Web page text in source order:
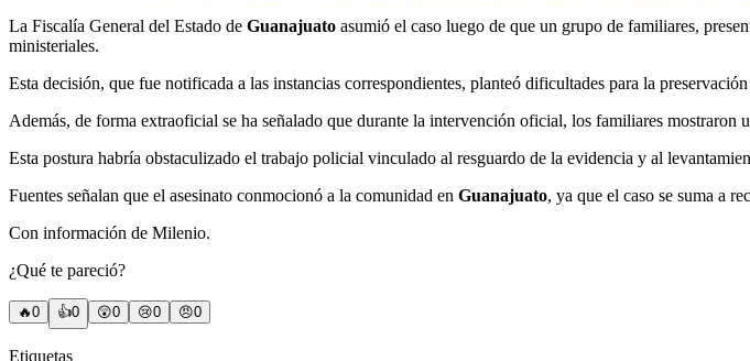
La Fiscalía General del Estado de Guanajuato asumió el caso luego de que un grupo de familiares,
ministeriales.
Esta decisión, que fue notificada a las instancias correspondientes, planteó dificultades para la
Además, de forma extraoficial se ha señalado que durante la intervención oficial, los familiares mostraron
Esta postura habría obstaculizado el trabajo policial vinculado al resguardo de la evidencia y al
Fuentes señalan que el asesinato conmocionó a la comunidad en Guanajuato, ya que el caso se suma a
Con información de Milenio.
¿Qué te pareció?
🔥0 👍0 😲0 😢0 😠0
Etiquetas